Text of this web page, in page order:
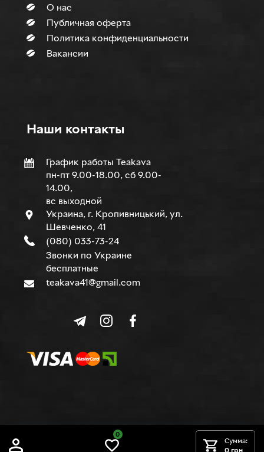
0
Сумма:
0 грн
О нас
Публичная оферта
Политика конфиденциальности
Вакансии
Наши контакты
График работы Teakava
пн-пт 9.00-18.00, сб 9.00-
14.00,
вс выходной
Украина, г. Кропивницький, ул.
Шевченко, 41
(080) 033-73-24
Звонки по Украине
бесплатные
teakava41@gmail.com
© TEAKAVA, 2015-2026 г.